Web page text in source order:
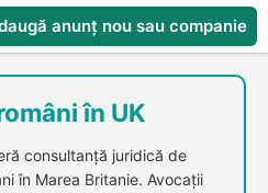
anunț nou sau companie
CompaniesS
în UK
consultanță juridică de
în Marea Britanie. Avocații